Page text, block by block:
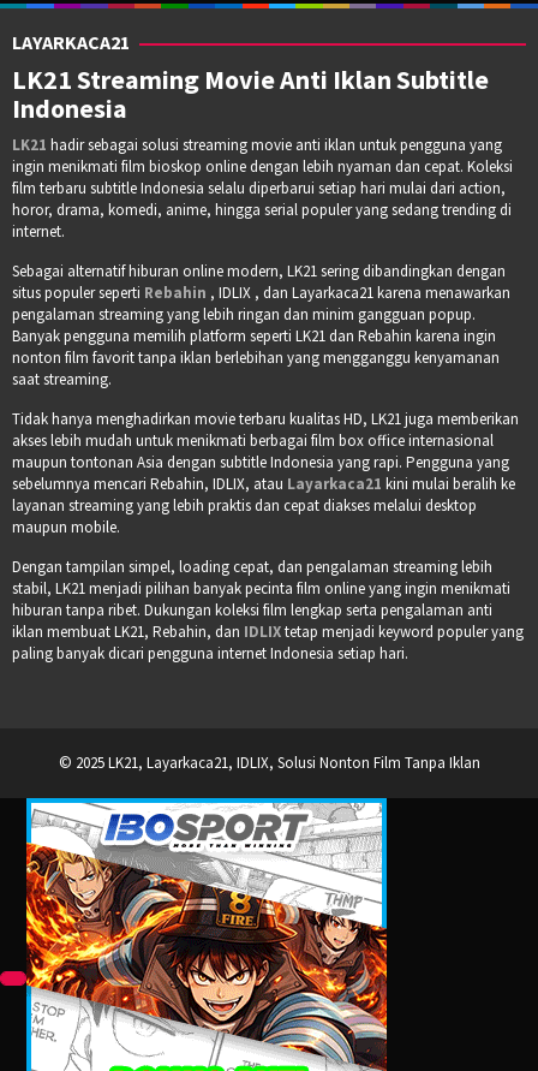
LAYARKACA21
LK21 Streaming Movie Anti Iklan Subtitle
Indonesia
LK21 hadir sebagai solusi streaming movie anti iklan untuk pengguna yang
ingin menikmati film bioskop online dengan lebih nyaman dan cepat. Koleksi
film terbaru subtitle Indonesia selalu diperbarui setiap hari mulai dari action,
horor, drama, komedi, anime, hingga serial populer yang sedang trending di
internet.
Sebagai alternatif hiburan online modern, LK21 sering dibandingkan dengan
situs populer seperti Rebahin , IDLIX , dan Layarkaca21 karena menawarkan
pengalaman streaming yang lebih ringan dan minim gangguan popup.
Banyak pengguna memilih platform seperti LK21 dan Rebahin karena ingin
nonton film favorit tanpa iklan berlebihan yang mengganggu kenyamanan
saat streaming.
Tidak hanya menghadirkan movie terbaru kualitas HD, LK21 juga memberikan
akses lebih mudah untuk menikmati berbagai film box office internasional
maupun tontonan Asia dengan subtitle Indonesia yang rapi. Pengguna yang
sebelumnya mencari Rebahin, IDLIX, atau Layarkaca21 kini mulai beralih ke
layanan streaming yang lebih praktis dan cepat diakses melalui desktop
maupun mobile.
Dengan tampilan simpel, loading cepat, dan pengalaman streaming lebih
stabil, LK21 menjadi pilihan banyak pecinta film online yang ingin menikmati
hiburan tanpa ribet. Dukungan koleksi film lengkap serta pengalaman anti
iklan membuat LK21, Rebahin, dan IDLIXtetap menjadi keyword populer yang
paling banyak dicari pengguna internet Indonesia setiap hari.
© 2025 LK21, Layarkaca21, IDLIX, Solusi Nonton Film Tanpa Iklan